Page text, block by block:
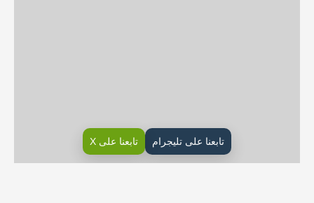
تابعنا على تليجرام تابعنا على X